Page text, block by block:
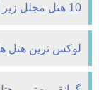
10 هتل مجلل زیر آبی در جهان
لوکس ترین هتل های